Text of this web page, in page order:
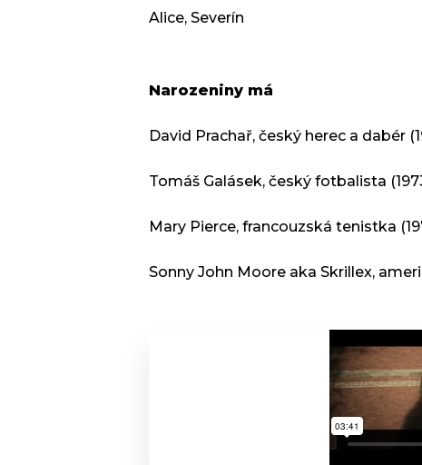
Alice, Severín
Narozeniny má
David Prachař, český herec a dabér
Tomáš Galásek, český fotbalista
Mary Pierce, francouzská tenistka
Sonny John Moore aka Skrillex,